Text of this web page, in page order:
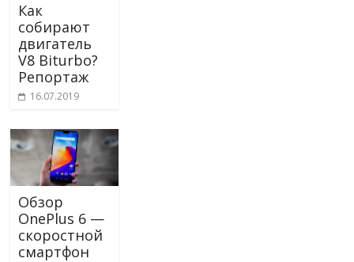
Как
собирают
двигатель
V8 Biturbo?
Репортаж
16.07.2019
Обзор
OnePlus 6 —
скоростной
смартфон